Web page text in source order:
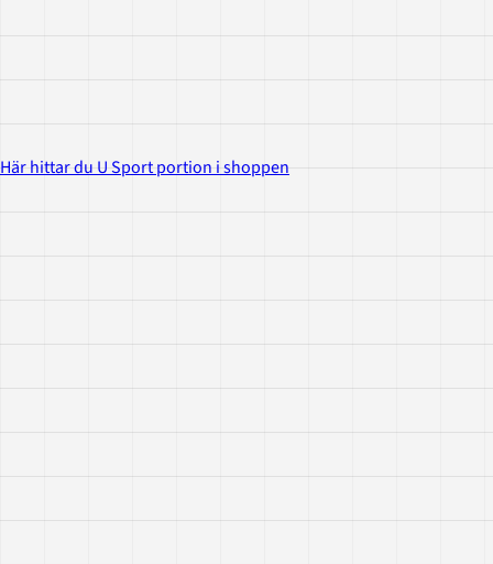
Här hittar du U Sport portion i shoppen